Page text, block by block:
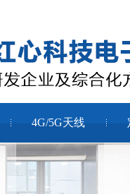
4G/5G天线